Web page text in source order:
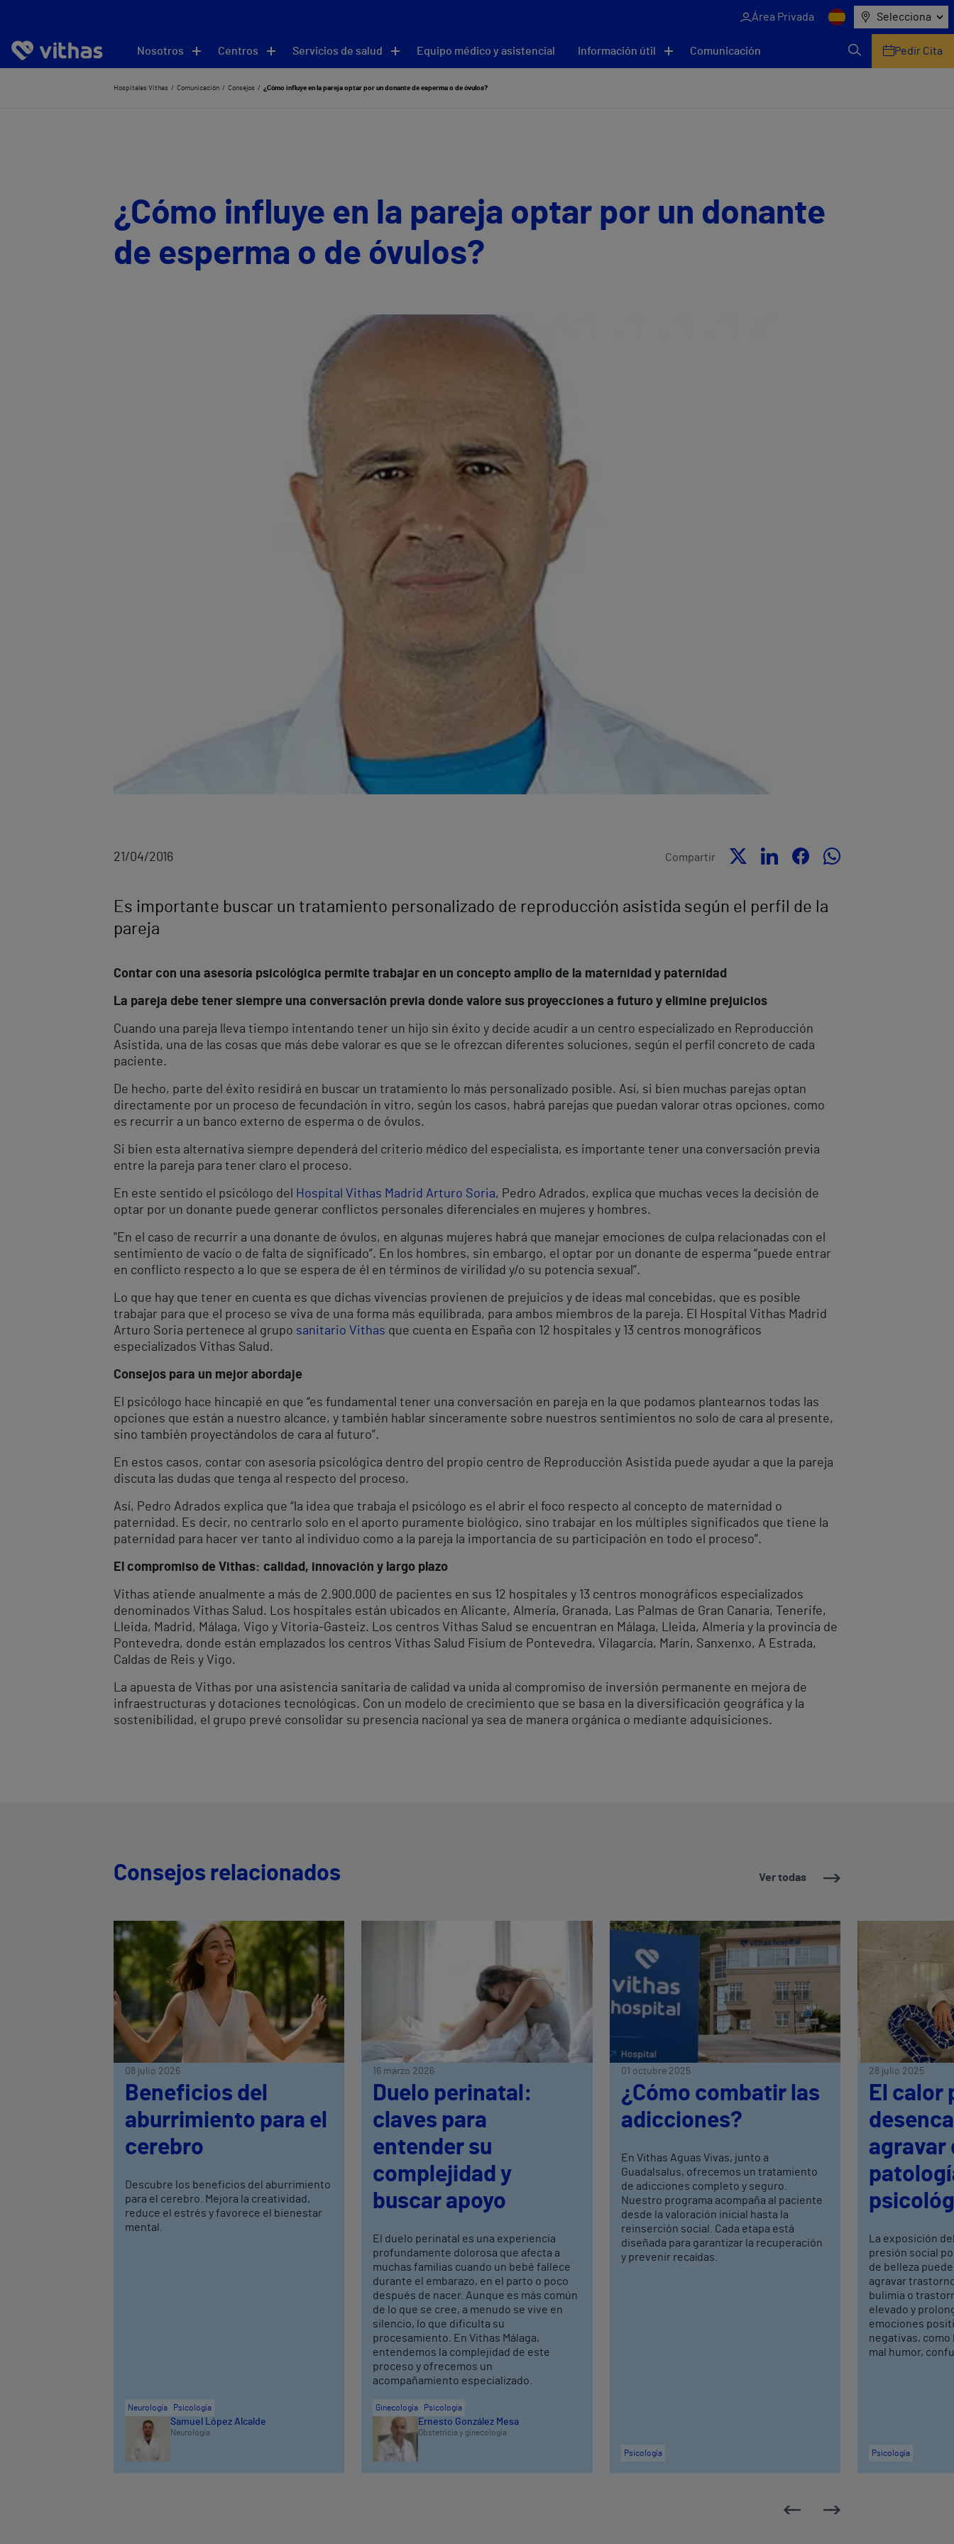
Área Privada Selecciona
Nosotros Centros Servicios de salud Equipo médico y asistencial Información útil Comunicación Pedir Cita
Hospitales Vithas Comunicación Consejos ¿Cómo influye en la pareja optar por un donante de esperma o de óvulos?
¿Cómo influye en la pareja optar por un donante
de esperma o de óvulos?
21/04/2016 Compartir
Es importante buscar un tratamiento personalizado de reproducción asistida según el perfil de la
pareja
Contar con una asesoría psicológica permite trabajar en un concepto amplio de la maternidad y paternidad
La pareja debe tener siempre una conversación previa donde valore sus proyecciones a futuro y elimine prejuicios
Cuando una pareja lleva tiempo intentando tener un hijo sin éxito y decide acudir a un centro especializado en Reproducción
Asistida, una de las cosas que más debe valorar es que se le ofrezcan diferentes soluciones, según el perfil concreto de cada
paciente.
De hecho, parte del éxito residirá en buscar un tratamiento lo más personalizado posible. Así, si bien muchas parejas optan
directamente por un proceso de fecundación in vitro, según los casos, habrá parejas que puedan valorar otras opciones, como
es recurrir a un banco externo de esperma o de óvulos.
Si bien esta alternativa siempre dependerá del criterio médico del especialista, es importante tener una conversación previa
entre la pareja para tener claro el proceso.
En este sentido el psicólogo del Hospital Vithas Madrid Arturo Soria, Pedro Adrados, explica que muchas veces la decisión de
optar por un donante puede generar conflictos personales diferenciales en mujeres y hombres.
"En el caso de recurrir a una donante de óvulos, en algunas mujeres habrá que manejar emociones de culpa relacionadas con el
sentimiento de vacío o de falta de significado”. En los hombres, sin embargo, el optar por un donante de esperma “puede entrar
en conflicto respecto a lo que se espera de él en términos de virilidad y/o su potencia sexual”.
Lo que hay que tener en cuenta es que dichas vivencias provienen de prejuicios y de ideas mal concebidas, que es posible
trabajar para que el proceso se viva de una forma más equilibrada, para ambos miembros de la pareja. El Hospital Vithas Madrid
Arturo Soria pertenece al grupo sanitario Vithas que cuenta en España con 12 hospitales y 13 centros monográficos
especializados Vithas Salud.
Consejos para un mejor abordaje
El psicólogo hace hincapié en que “es fundamental tener una conversación en pareja en la que podamos plantearnos todas las
opciones que están a nuestro alcance, y también hablar sinceramente sobre nuestros sentimientos no solo de cara al presente,
sino también proyectándolos de cara al futuro”.
En estos casos, contar con asesoría psicológica dentro del propio centro de Reproducción Asistida puede ayudar a que la pareja
discuta las dudas que tenga al respecto del proceso.
Así, Pedro Adrados explica que “la idea que trabaja el psicólogo es el abrir el foco respecto al concepto de maternidad o
paternidad. Es decir, no centrarlo solo en el aporto puramente biológico, sino trabajar en los múltiples significados que tiene la
paternidad para hacer ver tanto al individuo como a la pareja la importancia de su participación en todo el proceso”.
El compromiso de Vithas: calidad, innovación y largo plazo
Vithas atiende anualmente a más de 2.900.000 de pacientes en sus 12 hospitales y 13 centros monográficos especializados
denominados Vithas Salud. Los hospitales están ubicados en Alicante, Almería, Granada, Las Palmas de Gran Canaria, Tenerife,
Lleida, Madrid, Málaga, Vigo y Vitoria-Gasteiz. Los centros Vithas Salud se encuentran en Málaga, Lleida, Almería y la provincia de
Pontevedra, donde están emplazados los centros Vithas Salud Fisium de Pontevedra, Vilagarcía, Marín, Sanxenxo, A Estrada,
Caldas de Reis y Vigo.
La apuesta de Vithas por una asistencia sanitaria de calidad va unida al compromiso de inversión permanente en mejora de
infraestructuras y dotaciones tecnológicas. Con un modelo de crecimiento que se basa en la diversificación geográfica y la
sostenibilidad, el grupo prevé consolidar su presencia nacional ya sea de manera orgánica o mediante adquisiciones.
Consejos relacionados Ver todas
08 julio 2026
Beneficios del
aburrimiento para el
cerebro
Descubre los beneficios del aburrimiento
para el cerebro. Mejora la creatividad,
reduce el estrés y favorece el bienestar
mental.
Neurología Psicología
Samuel López Alcalde
Neurología
16 marzo 2026
Duelo perinatal:
claves para
entender su
complejidad y
buscar apoyo
El duelo perinatal es una experiencia
profundamente dolorosa que afecta a
muchas familias cuando un bebé fallece
durante el embarazo, en el parto o poco
después de nacer. Aunque es más común
de lo que se cree, a menudo se vive en
silencio, lo que dificulta su
procesamiento. En Vithas Málaga,
entendemos la complejidad de este
proceso y ofrecemos un
acompañamiento especializado.
Ginecología Psicología
Ernesto González Mesa
Obstetricia y ginecología
01 octubre 2025
¿Cómo combatir las
adicciones?
En Vithas Aguas Vivas, junto a
Guadalsalus, ofrecemos un tratamiento
de adicciones completo y seguro.
Nuestro programa acompaña al paciente
desde la valoración inicial hasta la
reinserción social. Cada etapa está
diseñada para garantizar la recuperación
y prevenir recaídas.
Psicología
28 julio 2025
El calor
agravar
La exposición
presión social
de belleza
agravar
bulimia o
elevado y
emociones
negativas, como
mal humor,
Psicología